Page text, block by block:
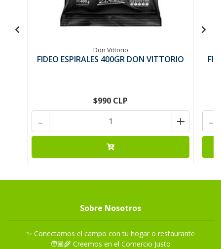
Don Vittorio
FIDEO ESPIRALES 400GR DON VITTORIO
$990 CLP
+
- -
Sobre Nosotros
✨ Conectamos el campo con tu hogar o restaurante
🧑🏽‍🌾 Creemos en el Comercio Justo